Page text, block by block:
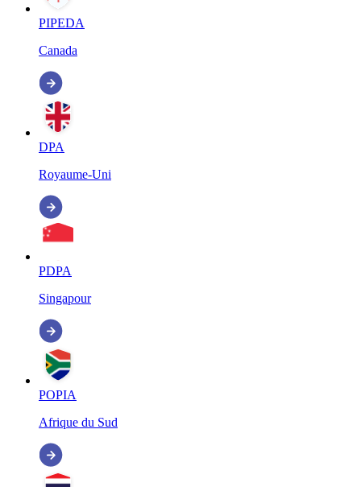
PIPEDA
Canada
DPA
Royaume-Uni
PDPA
Singapour
POPIA
Afrique du Sud